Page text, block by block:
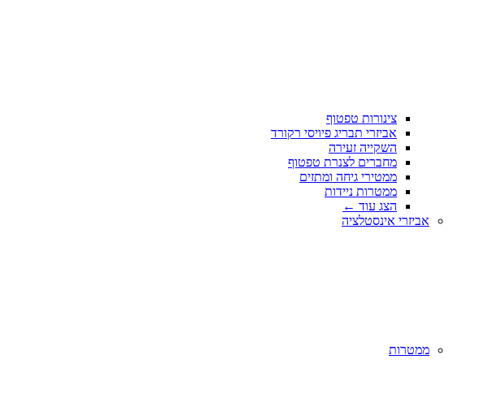
צינורות טפטוף
אביזרי תבריג פיויסי רקורד
השקייה זעירה
מחברים לצנרת טפטוף
ממטירי גיחה ומתזים
ממטרות ניידות
הצג עוד ←
אביזרי אינסטלציה
ממטרות